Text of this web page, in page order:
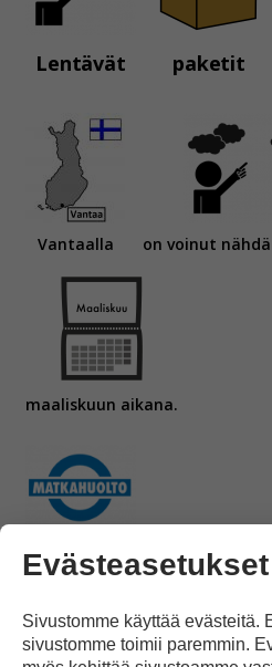
Lentävät paketit
Vantaalla on voinut
maaliskuun aikana.
Matkahuolto
Evästeasetukset
Sivustomme käyttää evästeitä.
sivustomme toimii paremmin.